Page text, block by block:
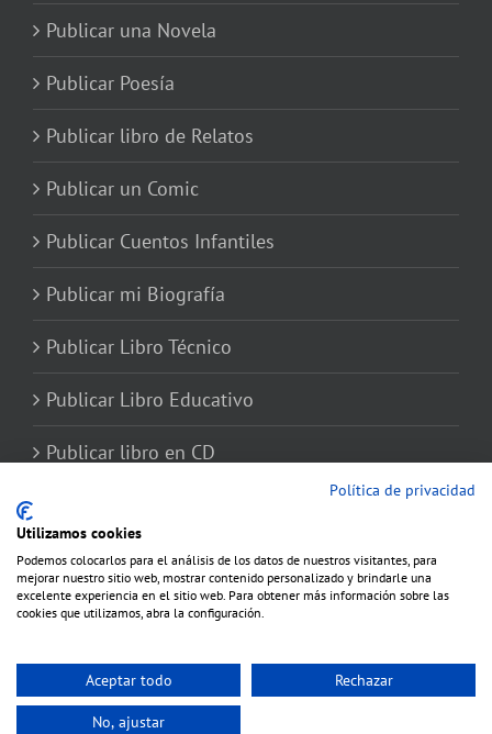
Publicar una Novela
Publicar Poesía
Publicar libro de Relatos
Publicar un Comic
Publicar Cuentos Infantiles
Publicar mi Biografía
Publicar Libro Técnico
Publicar Libro Educativo
Publicar libro en CD
Copyright 2012 - 2020 Avada | Todos los derechos reservados | Producido por
Política de privacidad
Utilizamos cookies
Podemos colocarlos para el análisis de los datos de nuestros visitantes, para
mejorar nuestro sitio web, mostrar contenido personalizado y brindarle una
excelente experiencia en el sitio web. Para obtener más información sobre las
cookies que utilizamos, abra la configuración.
Aceptar todo Rechazar
No, ajustar